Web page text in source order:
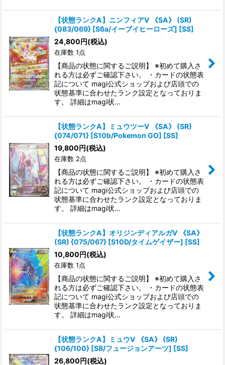
【状態ランクA】ニンフィアV 《SA》 (SR)
{083/069} [S6a/イーブイヒーローズ] [SS]
24,800円(税込)
在庫数 1点
【商品の状態に関するご説明】 ※初めて購入さ
れる方は必ずご確認下さい。 ・カードの状態表
記について magi公式ショップおよび店頭での
状態基準に合わせたランク設定となっておりま
す。 詳細はmagi状…
【状態ランクA】ミュウツーV 《SA》 (SR)
{074/071} [S10b/Pokemon GO] [SS]
19,800円(税込)
在庫数 2点
【商品の状態に関するご説明】 ※初めて購入さ
れる方は必ずご確認下さい。 ・カードの状態表
記について magi公式ショップおよび店頭での
状態基準に合わせたランク設定となっておりま
す。 詳細はmagi状…
【状態ランクA】オリジンディアルガV 《SA》
(SR) {075/067} [S10D/タイムゲイザー] [SS]
10,800円(税込)
在庫数 1点
【商品の状態に関するご説明】 ※初めて購入さ
れる方は必ずご確認下さい。 ・カードの状態表
記について magi公式ショップおよび店頭での
状態基準に合わせたランク設定となっておりま
す。 詳細はmagi状…
【状態ランクA】ミュウV 《SA》 (SR)
{106/100} [S8/フュージョンアーツ] [SS]
26,800円(税込)